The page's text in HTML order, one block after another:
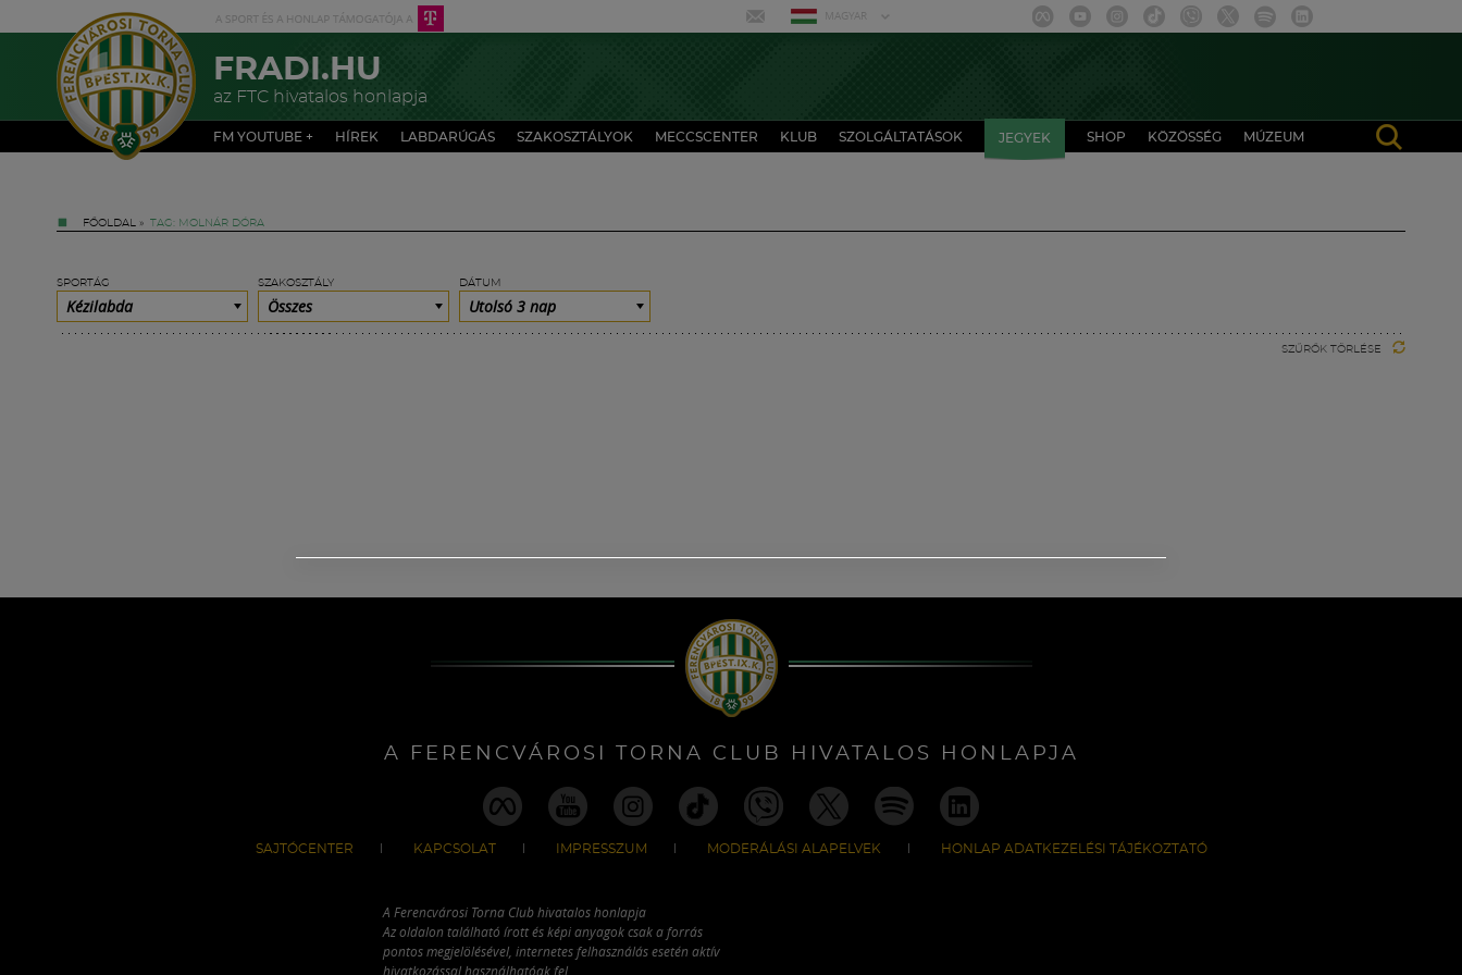
MAGYAR
FRADI.HU
az FTC hivatalos honlapja
FM YOUTUBE + HÍREK LABDARÚGÁS SZAKOSZTÁLYOK MECCSCENTER KLUB SZOLGÁLTATÁSOK JEGYEK SHOP KÖZÖSSÉG MÚZEUM
FŐOLDAL » TAG: MOLNÁR DÓRA
SPORTÁG
Kézilabda
SZAKOSZTÁLY
Összes
DÁTUM
Utolsó 3 nap
SZŰRŐK TÖRLÉSE
A FERENCVÁROSI TORNA CLUB HIVATALOS HONLAPJA
SAJTÓCENTER KAPCSOLAT IMPRESSZUM MODERÁLÁSI ALAPELVEK HONLAP ADATKEZELÉSI TÁJÉKOZTATÓ
A Ferencvárosi Torna Club hivatalos honlapja
Az oldalon található írott és képi anyagok csak a forrás
pontos megjelölésével, internetes felhasználás esetén aktív
hivatkozással használhatóak fel.